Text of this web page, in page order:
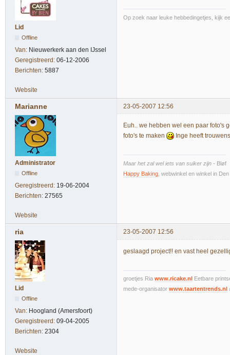
Lid
Offline
Van: Nieuwerkerk aan den IJssel
Geregistreerd: 06-12-2006
Berichten: 5887
Op zoek naar leuke hebbedingetjes, kijk
Website
Marianne 23-05-2007 12:56
Administrator
Offline
Geregistreerd: 19-06-2004
Berichten: 27565
Euh.. we hebben wel een paar foto's
foto's te maken
Inge heeft
Maar het zal wel iets van suiker zijn - Bløf
Happy Baking , webwinkel en winkel in
Website
ria 23-05-2007 12:56
Lid
Offline
Van: Hoogland (Amersfoort)
Geregistreerd: 09-04-2005
Berichten: 2304
geslaagd project!! en vast heel
groetjes Ria www.ricake.nl
Eetbare
mede-organisator www.taartentrends.nl
Website